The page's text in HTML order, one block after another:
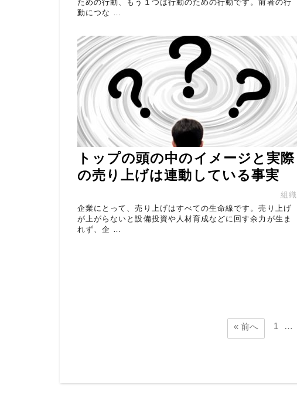
ための行動、もう１つは行動のための行動です。前者の行
動につな …
トップの頭の中のイメージと実際
の売り上げは連動している事実
組織
企業にとって、売り上げはすべての生命線です。売り上げ
が上がらないと設備投資や人材育成などに回す余力が生ま
れず、企 …
« 前へ 1 …